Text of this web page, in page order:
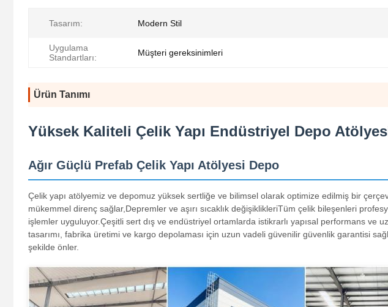
Tasarım: Modern Stil
Uygulama
Standartları:
Müşteri gereksinimleri
Ürün Tanımı
Yüksek Kaliteli Çelik Yapı Endüstriyel Depo
Ağır Güçlü Prefab Çelik Yapı Atölyesi Depo
Çelik yapı atölyemiz ve depomuz yüksek sertliğe ve bilimsel olarak optimize edilmiş bir
mükemmel direnç sağlar,Depremler ve aşırı sıcaklık değişiklikleriTüm çelik bileşenleri
işlemler uyguluyor.Çeşitli sert dış ve endüstriyel ortamlarda istikrarlı yapısal performans ve
tasarımı, fabrika üretimi ve kargo depolaması için uzun vadeli güvenilir güvenlik garantisi
şekilde önler.